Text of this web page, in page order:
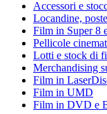
Accessori e
Locandine,
Film in Super 8
Pellicole
Lotti e stock di
Merchandising
Film in
Film in UMD
Film in DVD e